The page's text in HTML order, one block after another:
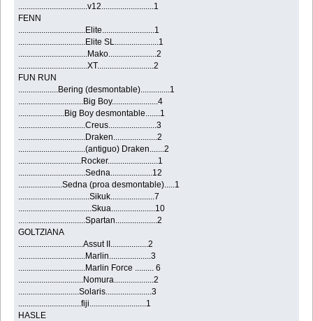
.................................v12.........................1
FENN
................................Elite.........................1
................................Elite SL.....................1
.................................Mako.......................2
.................................XT...........................2
FUN RUN
...................Bering (desmontable)..............1
...............................Big Boy......................4
......................Big Boy desmontable.......1
................................Creus.......................3
................................Draken.....................2
................................(antiguo) Draken.......2
..............................Rocker........................1
................................Sedna....................12
.....................Sedna (proa desmontable).....1
..................................Sikuk.....................7
...................................Skua.....................10
................................Spartan....................2
GOLTZIANA
...............................Assut II..................2
................................Marlin....................3
................................Marlin Force ......... 6
...............................Nomura...................2
.............................Solaris......................3
..............................fiji...........................1
HASLE